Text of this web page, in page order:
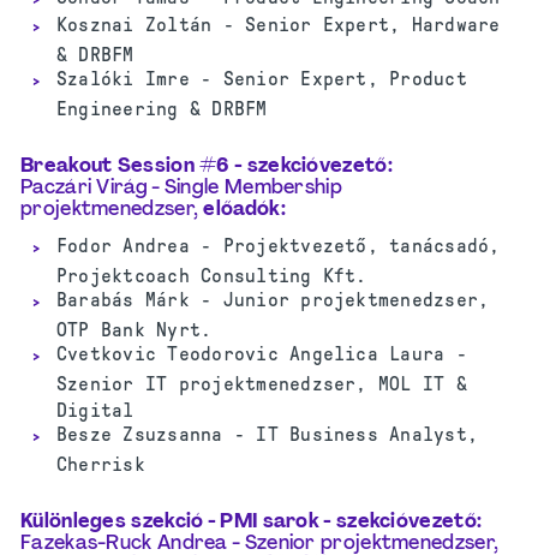
Kosznai Zoltán - Senior Expert, Hardware
& DRBFM
Szalóki Imre - Senior Expert, Product
Engineering & DRBFM
Breakout Session #6 - szekcióvezető:
Paczári Virág- Single Membership
projektmenedzser,előadók:
Fodor Andrea - Projektvezető, tanácsadó,
Projektcoach Consulting Kft.
Barabás Márk - Junior projektmenedzser,
OTP Bank Nyrt.
Cvetkovic Teodorovic Angelica Laura -
Szenior IT projektmenedzser, MOL IT &
Digital
Besze Zsuzsanna - IT Business Analyst,
Cherrisk
Különleges szekció - PMI sarok - szekcióvezető:
Fazekas-Ruck Andrea- Szenior projektmenedzser,